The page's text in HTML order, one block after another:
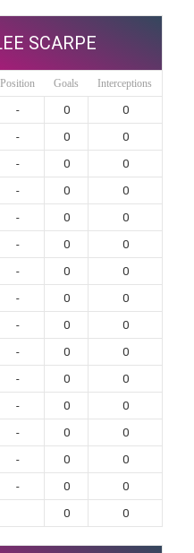
SCARPE
Position Goals Interceptions
- 0
0
- 0
0
- 0
0
- 0
0
- 0
0
- 0
0
- 0
0
- 0
0
- 0
0
- 0
0
- 0
0
- 0
0
- 0
0
- 0
0
- 0
0
0 0